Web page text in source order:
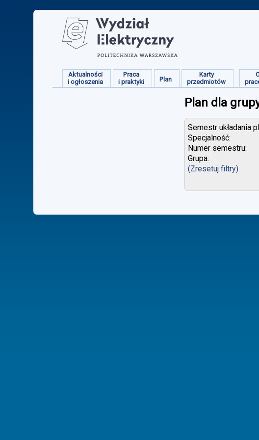
Aktualności
i ogłoszenia
Praca
i praktyki
Plan
Karty
przedmiotów
Plan dla
Semestr układania
Specjalność:
Numer semestru:
Grupa:
(Zresetuj filtry)